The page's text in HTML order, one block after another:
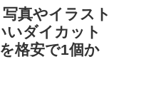
真やイラスト
いダイカット
格安で1個か